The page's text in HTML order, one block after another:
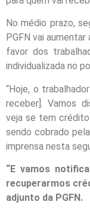
No médio prazo,
PGFN vai
favor dos
individualizada no
“Hoje, o
receber]. Vamos
veja se tem
sendo cobrado
imprensa nesta
“E vamos
recuperarmos
adjunto da PGFN.